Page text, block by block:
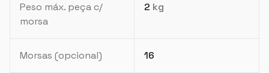
Peso máx. peça c/
morsa
2 kg
Morsas (opcional) 16